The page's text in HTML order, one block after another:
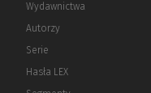
Wydawnictwa
Autorzy
Serie
Hasła LEX